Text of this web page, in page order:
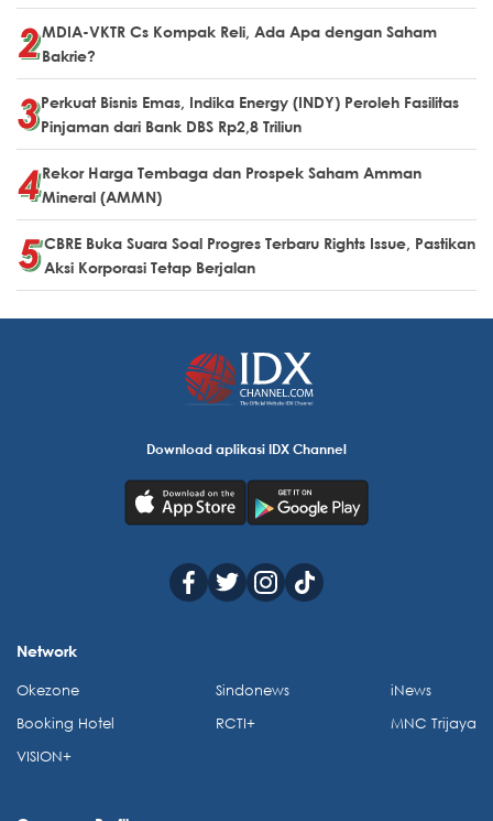
MDIA-VKTR Cs Kompak Reli, Ada Apa dengan Saham
Bakrie?
Perkuat Bisnis Emas, Indika Energy (INDY) Peroleh Fasilitas
Pinjaman dari Bank DBS Rp2,8 Triliun
Rekor Harga Tembaga dan Prospek Saham Amman
Mineral (AMMN)
CBRE Buka Suara Soal Progres Terbaru Rights Issue, Pastikan
Aksi Korporasi Tetap Berjalan
Download aplikasi IDX Channel
Network
Okezone
Booking Hotel
VISION+
Sindonews
RCTI+
iNews
MNC Trijaya